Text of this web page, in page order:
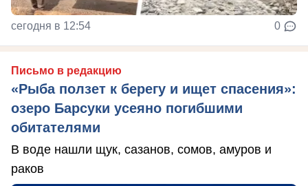
сегодня в 12:54 0
Письмо в редакцию
«Рыба ползет к берегу и ищет спасения»:
озеро Барсуки усеяно погибшими
обитателями
В воде нашли щук, сазанов, сомов, амуров и
раков